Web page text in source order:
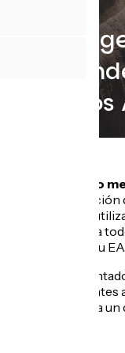
¿Cómo
cruza
Para estimar lo
en función
carga, puedes
tiene en cuenta
autonomía de tu
Hemos
correspondientes
de 625 Wh para